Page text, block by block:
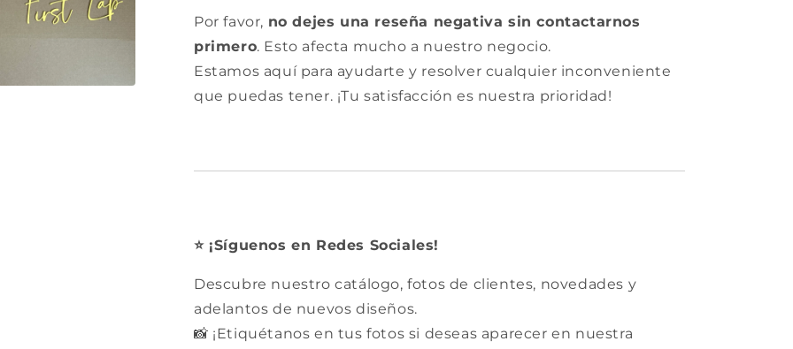
Por favor, no dejes una reseña negativa sin contactarnos
primero. Esto afecta mucho a nuestro negocio.
Estamos aquí para ayudarte y resolver cualquier inconveniente
que puedas tener. ¡Tu satisfacción es nuestra prioridad!
⭐️¡Síguenos en Redes Sociales!
Descubre nuestro catálogo, fotos de clientes, novedades y
adelantos de nuevos diseños.
📸 ¡Etiquétanos en tus fotos si deseas aparecer en nuestra